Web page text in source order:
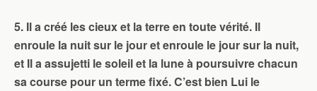
5. Il a créé les cieux et la terre en toute vérité. Il
enroule la nuit sur le jour et enroule le jour sur la nuit,
et Il a assujetti le soleil et la lune à poursuivre chacun
sa course pour un terme fixé. C’est bien Lui le